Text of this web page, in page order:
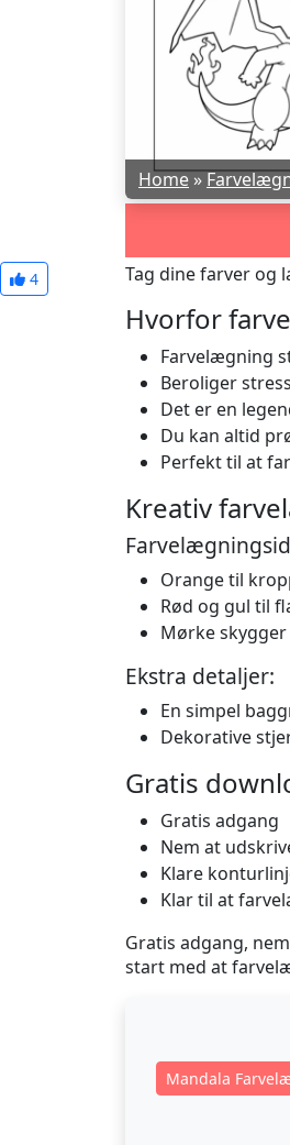
Home»
4 Tag dine farver og
Hvorfor
Farvelægning
Beroliger
Det er en
Du kan altid
Perfekt til at
Kreativ
Orange til
Rød og gul til
Mørke
Ekstra detaljer:
En simpel
Dekorative
Gratis
Gratis adgang
Nem at
Klare
Klar til at
Gratis adgang,
start med at
Mandala